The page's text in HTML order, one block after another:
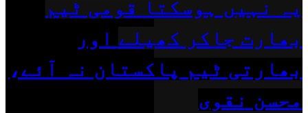
یہ نہیں ہوسکتا قومی ٹیم
بھارت جاکر کھیلے اور
بھارتی ٹیم پاکستان نہ آئے،
محسن نقوی